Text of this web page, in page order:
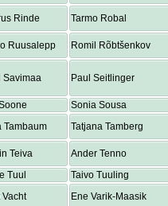
Rinde Tarmo Robal
Ruusalepp Romil Rõbtšenkov
Savimaa Paul Seitlinger
Sonia Sousa
Tambaum Tatjana Tamberg
Teiva
Ander Tenno
Tuul
Taivo Tuuling
Vacht
Ene Varik-Maasik